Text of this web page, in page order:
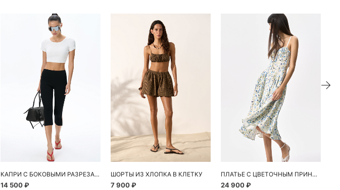
КАПРИ С БОКОВЫМИ РАЗРЕЗАМИ
14 500 ₽
ШОРТЫ ИЗ ХЛОПКА В КЛЕТКУ
7 900 ₽
ПЛАТЬЕ С ЦВЕТОЧНЫМ ПРИНТОМ
24 900 ₽